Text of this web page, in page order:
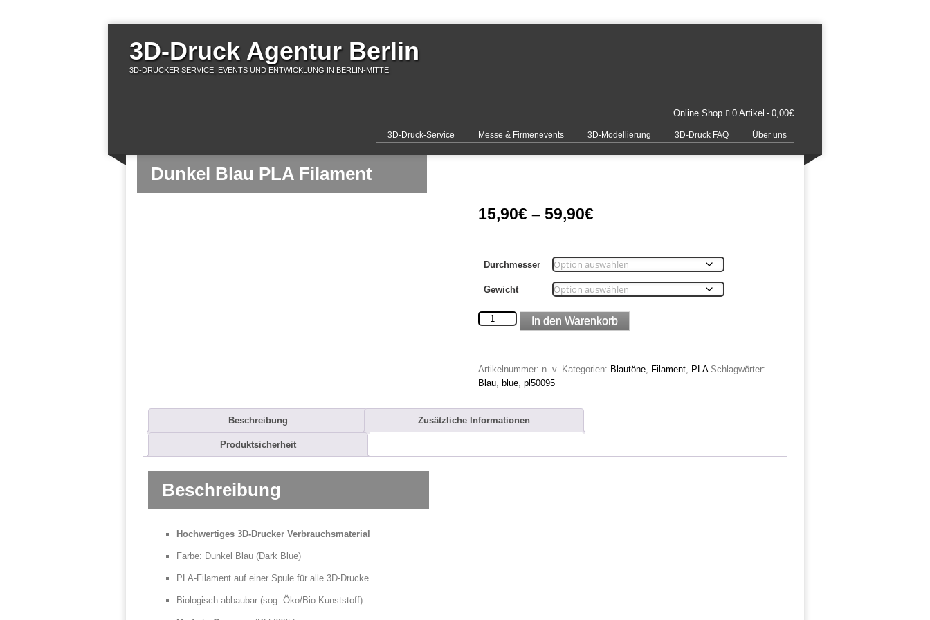
3D-Druck Agentur Berlin
3D-DRUCKER SERVICE, EVENTS UND ENTWICKLUNG IN BERLIN-MITTE
Online Shop 0 Artikel 0,00€
3D-Druck-Service Messe & Firmenevents 3D-Modellierung 3D-Druck FAQ Über uns
Dunkel Blau PLA Filament
15,90€– 59,90€
Durchmesser
Gewicht
Dunkel
Menge
In den Warenkorb
Artikelnummer: n. v. Kategorien: Blautöne, Filament, PLA Schlagwörter:
Blau, blue, pl50095
Beschreibung Zusätzliche Informationen
Produktsicherheit
Beschreibung
Hochwertiges 3D-Drucker Verbrauchsmaterial
Farbe: Dunkel Blau (Dark Blue)
PLA-Filament auf einer Spule für alle 3D-Drucke
Biologisch abbaubar (sog. Öko/Bio Kunststoff)